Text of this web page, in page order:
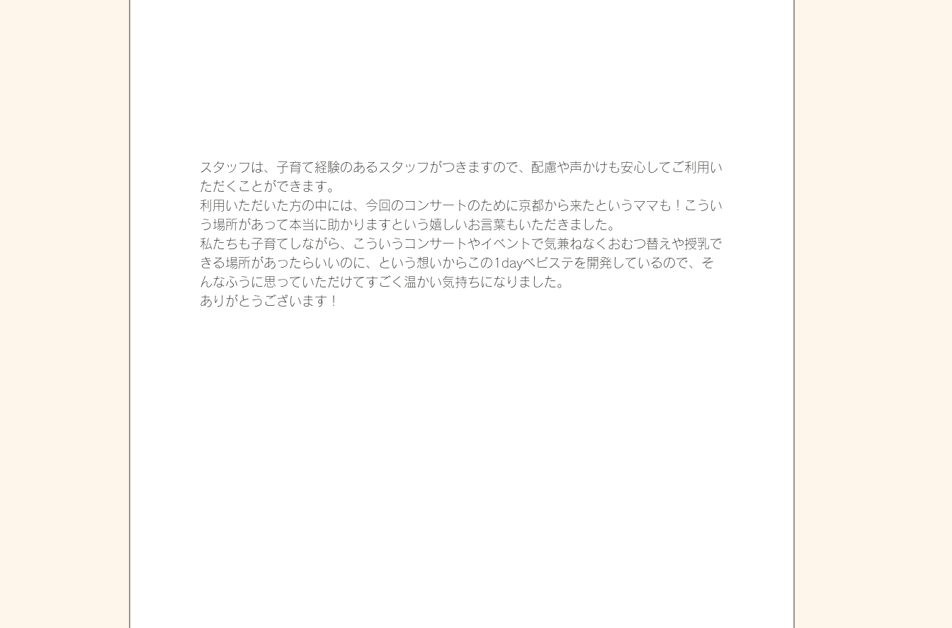
スタッフは、子育て経験のあるスタッフがつきますので、配慮や声かけも安心してご利用い
ただくことができます。
利用いただいた方の中には、今回のコンサートのために京都から来たというママも！こうい
う場所があって本当に助かりますという嬉しいお言葉もいただきました。
私たちも子育てしながら、こういうコンサートやイベントで気兼ねなくおむつ替えや授乳で
きる場所があったらいいのに、という想いからこの1dayべビステを開発しているので、そ
んなふうに思っていただけてすごく温かい気持ちになりました。
ありがとうございます！